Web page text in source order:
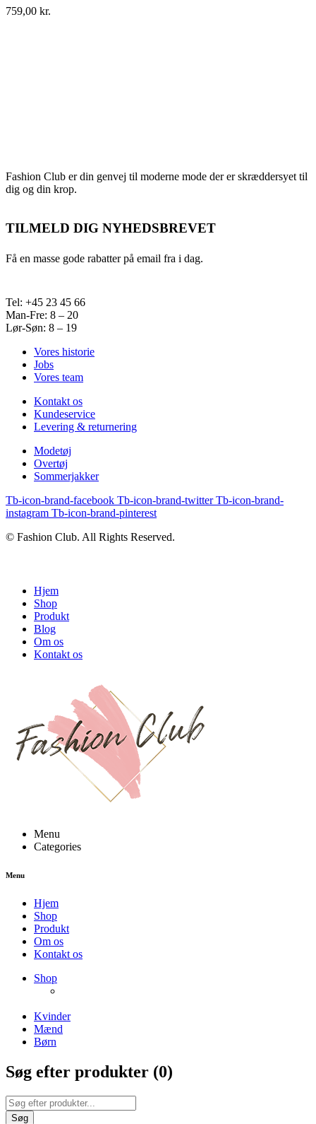
759,00 kr.
Fashion Club er din genvej til moderne mode der er skræddersyet til
dig og din krop.
TILMELD DIG NYHEDSBREVET
Få en masse gode rabatter på email fra i dag.
Tel: +45 23 45 66
Man-Fre: 8 – 20
Lør-Søn: 8 – 19
Vores historie
Jobs
Vores team
Kontakt os
Kundeservice
Levering & returnering
Modetøj
Overtøj
Sommerjakker
Tb-icon-brand-facebook Tb-icon-brand-twitter Tb-icon-brand-
instagram Tb-icon-brand-pinterest
© Fashion Club. All Rights Reserved.
Hjem
Shop
Produkt
Blog
Om os
Kontakt os
Menu
Categories
Menu
Hjem
Shop
Produkt
Om os
Kontakt os
Shop
Kvinder
Mænd
Børn
Søg efter produkter (0)